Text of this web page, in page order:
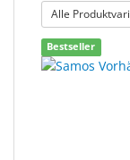
Alle
Bestseller